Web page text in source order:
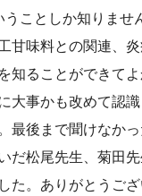
ことしか知りませ
甘味料との関連、
知ることができて
大事かも改めて認
最後まで聞けなか
だ松尾先生、菊田
た。ありがとうござ